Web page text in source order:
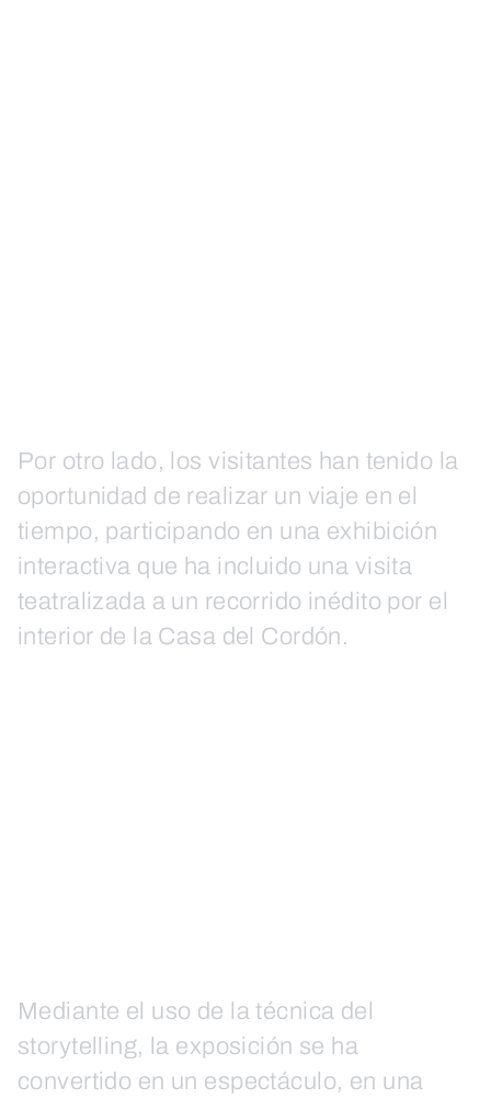
Por otro lado, los visitantes han tenido la
oportunidad de realizar un viaje en el
tiempo, participando en una exhibición
interactiva que ha incluido una visita
teatralizada a un recorrido inédito por el
interior de la Casa del Cordón.
Mediante el uso de la técnica del
storytelling, la exposición se ha
convertido en un espectáculo, en una